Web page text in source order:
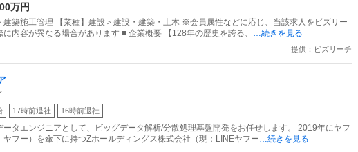
万円
建築施工管理 【業種】建設＞建設・建築・土木 ※会員属性などに応じ、当該求人をビズリー
チ上で閲覧された際に内容が異なる場合があります ■ 企業概要 【128年の歴史を誇る、 …続きを見る
提供：ビズリーチ
17時前退社 16時前退社
ータエンジニアとして、ビッグデータ解析/分散処理基盤開発をお任せします。 2019年にヤフ
ヤフー）を傘下に持つZホールディングス株式会社（現：LINEヤフー…続きを見る